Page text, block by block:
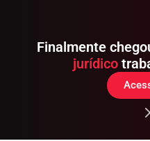
Finalmente
jurídico